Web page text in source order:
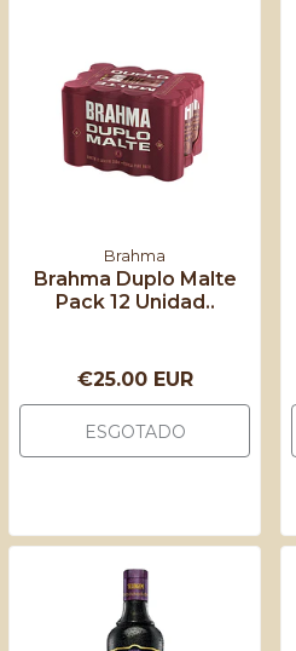
Brahma
Brahma Duplo Malte
Pack 12 Unidad..
€25.00 EUR
ESGOTADO